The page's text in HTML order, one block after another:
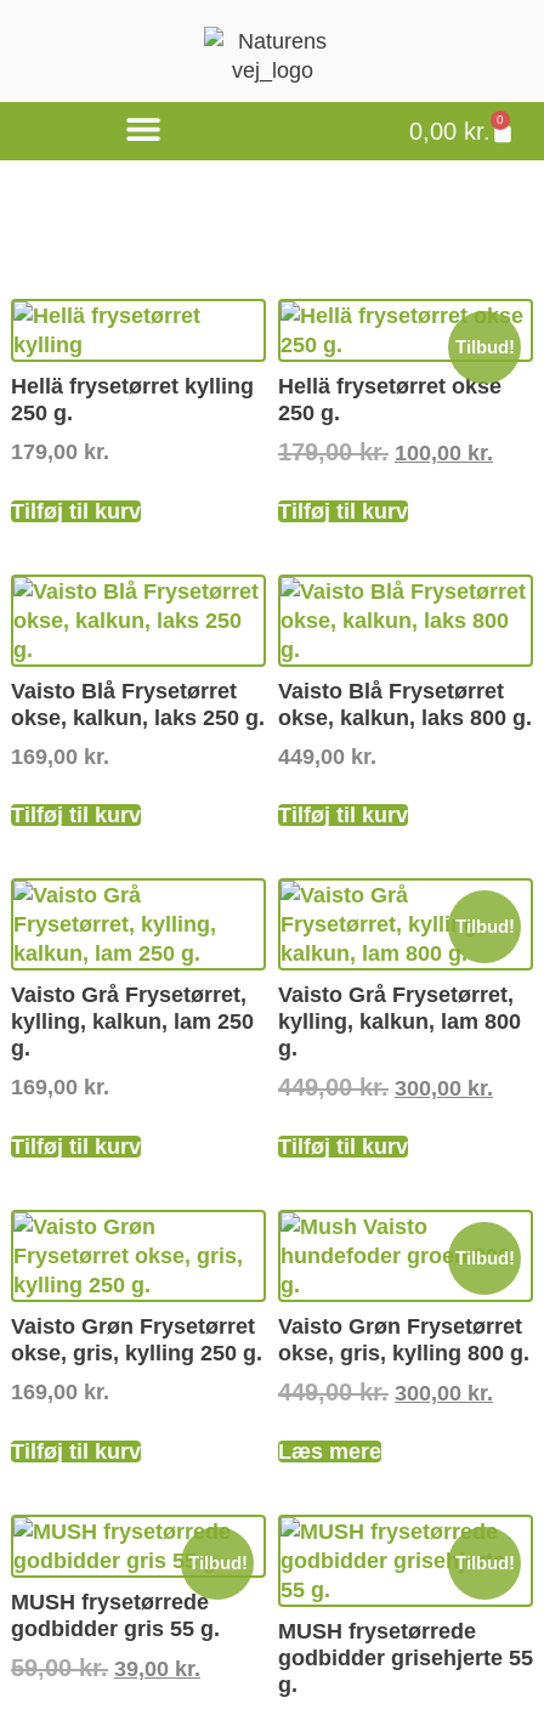
0,00 kr. 0
Hellä frysetørret kylling
250 g.
179,00 kr.
Tilføj til kurv
Tilbud!
Hellä frysetørret okse
250 g.
179,00kr. 100,00 kr.
Tilføj til kurv
Vaisto Blå Frysetørret
okse, kalkun, laks 250 g.
169,00 kr.
Tilføj til kurv
Vaisto Blå Frysetørret
okse, kalkun, laks 800 g.
449,00 kr.
Tilføj til kurv
Vaisto Grå Frysetørret,
kylling, kalkun, lam 250
g.
169,00 kr.
Tilføj til kurv
Tilbud!
Vaisto Grå Frysetørret,
kylling, kalkun, lam 800
g.
449,00kr. 300,00 kr.
Tilføj til kurv
Vaisto Grøn Frysetørret
okse, gris, kylling 250 g.
169,00 kr.
Tilføj til kurv
Tilbud!
Vaisto Grøn Frysetørret
okse, gris, kylling 800 g.
449,00kr. 300,00 kr.
Læs mere
Tilbud!
MUSH frysetørrede
godbidder gris 55 g.
59,00kr. 39,00 kr.
Tilbud!
MUSH frysetørrede
godbidder grisehjerte 55
g.